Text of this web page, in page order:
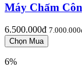
Máy Chấm
6.500.000đ
6%